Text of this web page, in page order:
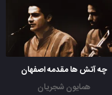
چه آتش ها مقدمه اصفهان
همایون شجریان